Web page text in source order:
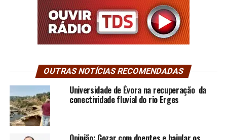
OUTRAS NOTÍCIAS RECOMENDADAS
Universidade de Évora na recuperação da
conectividade fluvial do rio Erges